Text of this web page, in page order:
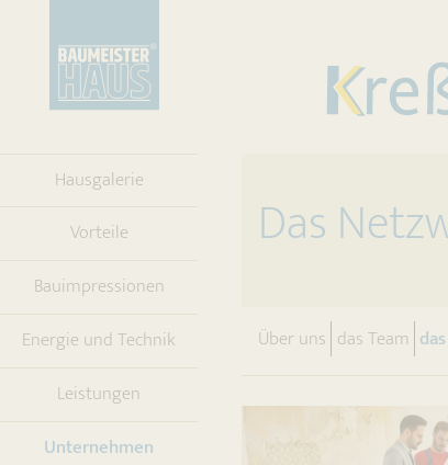
Hausgalerie
Vorteile
Bauimpressionen
Energie und Technik
Leistungen
Unternehmen
Das
Über uns das Team